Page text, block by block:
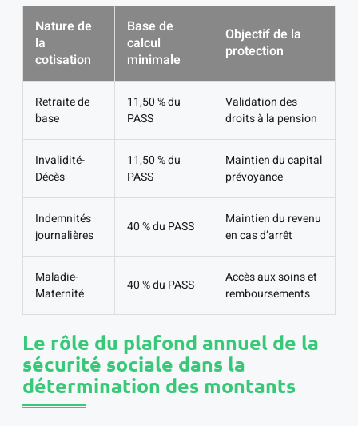
Nature de
la
cotisation
Base de
calcul
minimale
Objectif de la
protection
Retraite de
base
11,50 % du
PASS
Validation des
droits à la pension
Invalidité-
Décès
11,50 % du
PASS
Maintien du capital
prévoyance
Indemnités
journalières
40 % du PASS
Maintien du revenu
en cas d’arrêt
Maladie-
Maternité
40 % du PASS
Accès aux soins et
remboursements
Le rôle du plafond annuel de la
sécurité sociale dans la
détermination des montants